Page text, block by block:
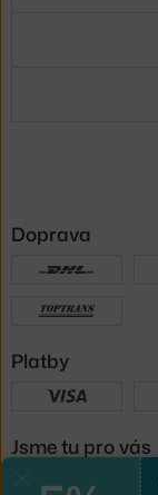
Doprava
Platby
Jsme tu pro vás